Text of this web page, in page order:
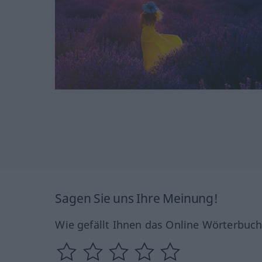
Sagen Sie uns Ihre Meinung!
Wie gefällt Ihnen das Online